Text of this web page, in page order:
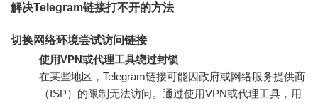
解决Telegram链接打不开的方法
切换网络环境尝试访问链接
使用VPN或代理工具绕过封锁
在某些地区，Telegram链接可能因政府或网络服务提供商
（ISP）的限制无法访问。通过使用VPN或代理工具，用